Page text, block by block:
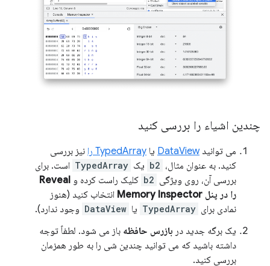
چندین اشیاء را بررسی کنید
می توانیدDataView یا TypedArray را
نیز بررسی
کنید. به عنوان مثال، b2 یک TypedArray است. برای
بررسی آن، روی ویژگی b2 کلیک راست کرده و Reveal
را در پنل Memory Inspector
انتخاب کنید (هنوز
نمادی برای TypedArray یا DataView وجود ندارد).
یک برگه جدید در بازرس حافظه باز می شود. لطفاً توجه
داشته باشید که می توانید چندین شی را به طور همزمان
بررسی کنید.